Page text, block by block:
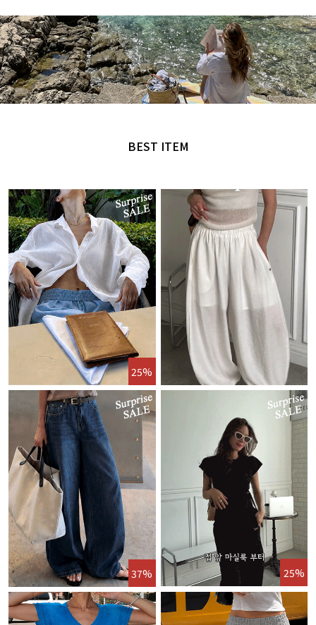
MADE by NANING9
BEST ITEM
25%
37% 25%